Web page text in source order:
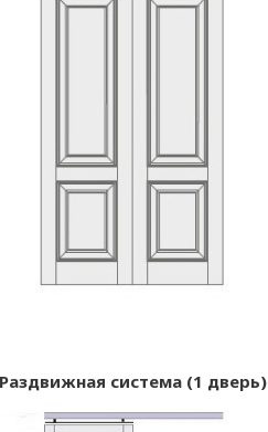
Раздвижная система (1 дверь)